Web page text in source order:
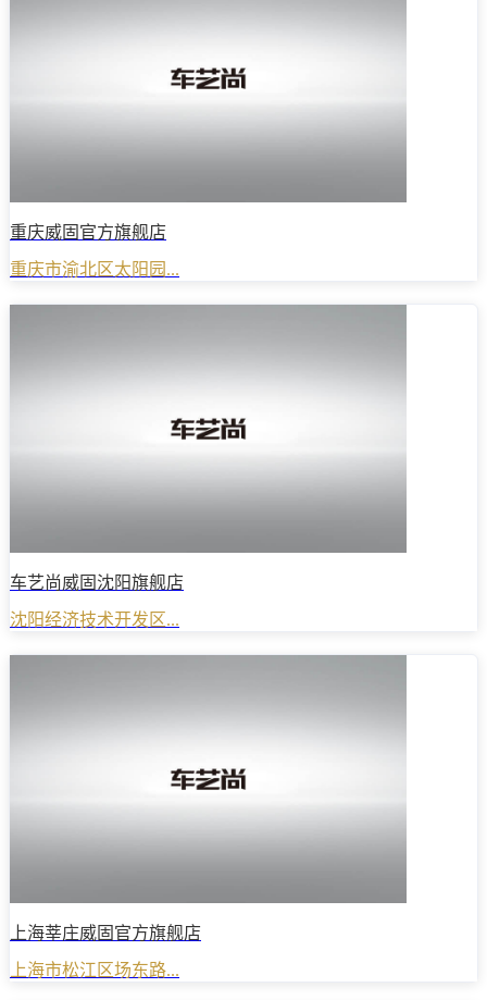
重庆威固官方旗舰店
重庆市渝北区太阳园...
车艺尚威固沈阳旗舰店
沈阳经济技术开发区...
上海莘庄威固官方旗舰店
上海市松江区场东路...